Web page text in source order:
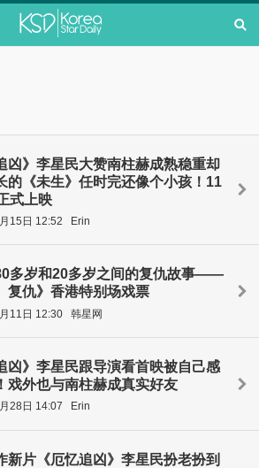
凶》李星民大赞南柱赫成熟稳重却
的《未生》任时完还像个小孩！11
式上映
15日 12:52 Erin
多岁和20多岁之间的复仇故事——
复仇》香港特别场戏票
11日 12:30 韩星网
凶》李星民跟导演看首映被自己感
戏外也与南柱赫成真实好友
28日 14:07 Erin
新片《厄忆追凶》李星民扮老扮到